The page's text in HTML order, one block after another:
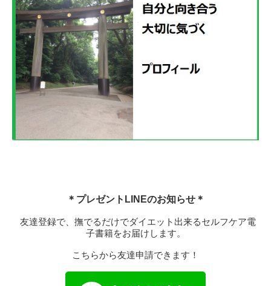
＊プレゼントLINEのお知らせ＊
友達登録で、撫でるだけでダイエット出来るセルフケア電
子書籍をお届けします。
こちらから友達申請できます！